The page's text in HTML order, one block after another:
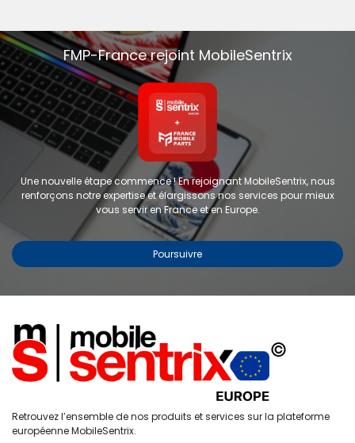
Étiquettes
Accueil Recherche
0
Compte
FMP-France rejoint MobileSentrix
Une nouvelle étape commence ! En rejoignant MobileSentrix, nous
renforçons notre expertise et élargissons nos services pour mieux
vous servir en France et en Europe.
Poursuivre
Retrouvez l’ensemble de nos produits et services sur la plateforme
européenne MobileSentrix.
Copyright © 2024 FMP-France. Tous droits réservés